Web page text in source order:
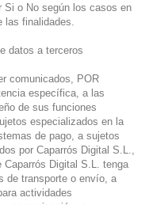
Si o No según los casos en
las finalidades.
datos a terceros
comunicados, POR
específica, a las
de sus funciones
especializados en la
de pago, a sujetos
por Caparrós Digital S.L.,
Digital S.L. tenga
de transporte o envío, a
actividades